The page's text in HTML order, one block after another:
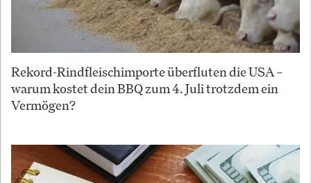
Rekord-Rindfleischimporte überfluten die USA –
warum kostet dein BBQ zum 4. Juli trotzdem ein
Vermögen?